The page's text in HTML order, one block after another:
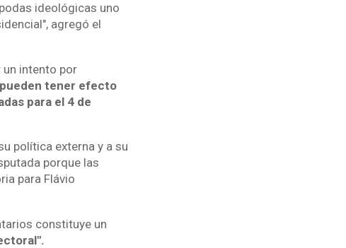
ideológicas uno
agregó el
intento por
tener efecto
para el 4 de
política externa y a su
porque las
para Flávio
constituye un